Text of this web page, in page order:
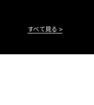
すべて見る